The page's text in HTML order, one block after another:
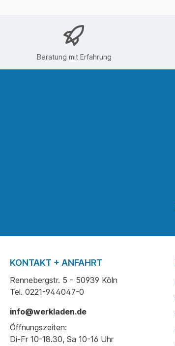
Beratung mit Erfahrung
KONTAKT + ANFAHRT
Rennebergstr. 5 - 50939 Köln
Tel. 0221-944047-0
info@werkladen.de
Öffnungszeiten:
Di-Fr 10-18.30, Sa 10-16 Uhr